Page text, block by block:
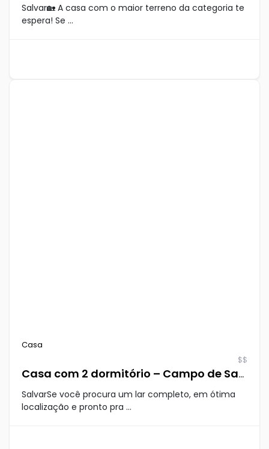
Salvar🏡 A casa com o maior terreno da categoria te
espera! Se ...
Casa
$$
Casa com 2 dormitório – Campo de Santana
SalvarSe você procura um lar completo, em ótima
localização e pronto pra ...